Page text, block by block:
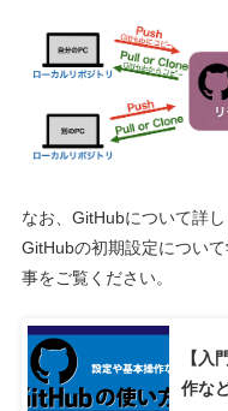
なお、GitHubについて詳
GitHubの初期設定につい
事をご覧ください。
【入
作な